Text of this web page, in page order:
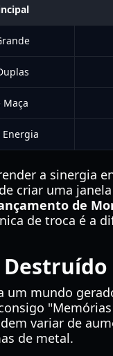
Maça
Energia
a sinergia
criar uma
de
de troca é a
mundo
variar de
de metal.